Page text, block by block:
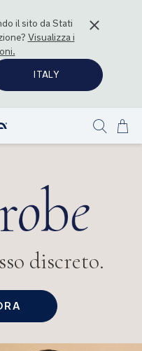
il sito daStati
Visualizza i
ITALY
al
Show
discreto.